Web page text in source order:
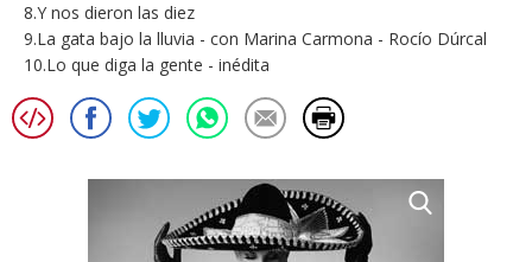
8.Y nos dieron las diez
9.La gata bajo la lluvia - con Marina Carmona - Rocío Dúrcal
10.Lo que diga la gente - inédita